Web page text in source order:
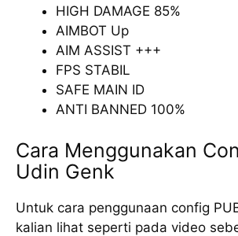
HIGH DAMAGE 85%
AIMBOT Up
AIM ASSIST +++
FPS STABIL
SAFE MAIN ID
ANTI BANNED 100%
Cara Menggunakan
Udin Genk
Untuk cara penggunaan config
kalian lihat seperti pada video